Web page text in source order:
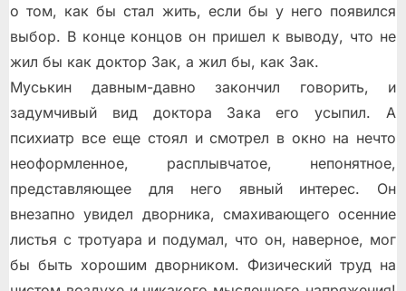
о том, как бы стал жить, если бы у него появился
выбор. В конце концов он пришeл к выводу, что не
жил бы как доктор Зак, а жил бы, как Зак.
Муськин давным-давно закончил говорить, и
задумчивый вид доктора Зака его усыпил. А
психиатр всe ещe стоял и смотрел в окно на нечто
неоформленное, расплывчатое, непонятное,
представляющее для него явный интерес. Он
внезапно увидел дворника, смахивающего осенние
листья с тротуара и подумал, что он, наверное, мог
бы быть хорошим дворником. Физический труд на